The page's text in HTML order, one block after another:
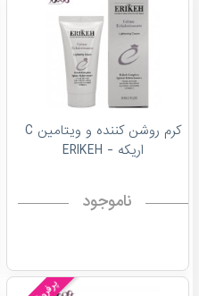
کرم روشن کننده و ويتامين C
اريکه - ERIKEH
ناموجود